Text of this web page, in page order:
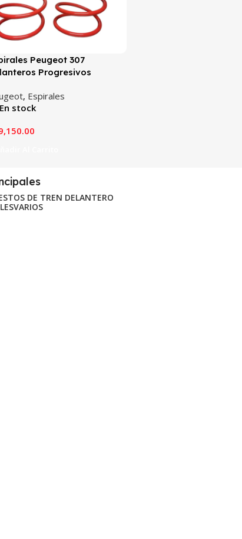
Peugeot 307
Progresivos
, Espirales
En stock
DE TREN DELANTERO
VARIOS